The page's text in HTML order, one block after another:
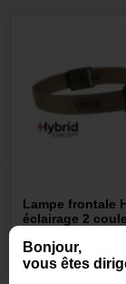
Bonjour,
vous êtes
Lampe frontale
éclairage 2
41,70